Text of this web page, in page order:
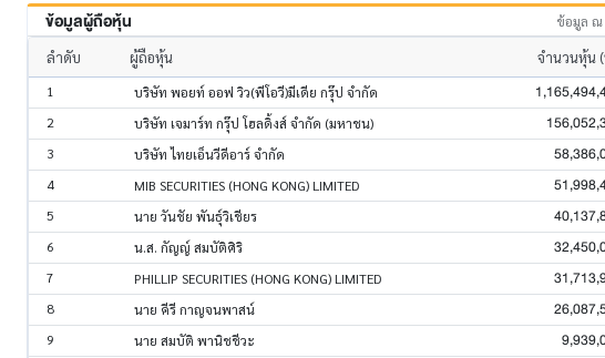
ข้อมูลผู้ถือหุ้น ข้อมูล ณ
ลำดับ ผู้ถือหุ้น จำนวนหุ้น
1 บริษัท พอยท์ ออฟ วิว(พีโอวี)มีเดีย กรุ๊ป จำกัด
2 บริษัท เจมาร์ท กรุ๊ป โฮลดิ้งส์ จำกัด (มหาชน)
3 บริษัท ไทยเอ็นวีดีอาร์ จำกัด
4 MIB SECURITIES (HONG KONG) LIMITED
5 นาย วันชัย พันธุ์วิเชียร
6 น.ส. กัญญ์ สมบัติศิริ
7 PHILLIP SECURITIES (HONG KONG) LIMITED
8 นาย คีรี กาญจนพาสน์
9 นาย สมบัติ พานิชชีวะ